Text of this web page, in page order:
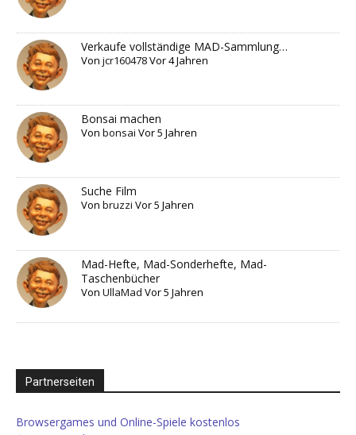
Verkaufe vollständige MAD-Sammlung…
Vonjcr160478Vor 4 Jahren
Bonsai machen
Vonbonsai Vor 5 Jahren
Suche Film
Vonbruzzi Vor 5 Jahren
Mad-Hefte, Mad-Sonderhefte, Mad-
Taschenbücher
VonUllaMad Vor 5 Jahren
Partnerseiten
Browsergames und Online-Spiele kostenlos